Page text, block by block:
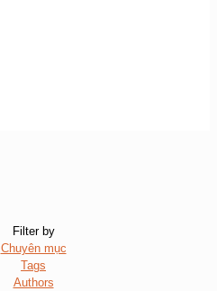
Filter by
Chuyên mục
Tags
Authors